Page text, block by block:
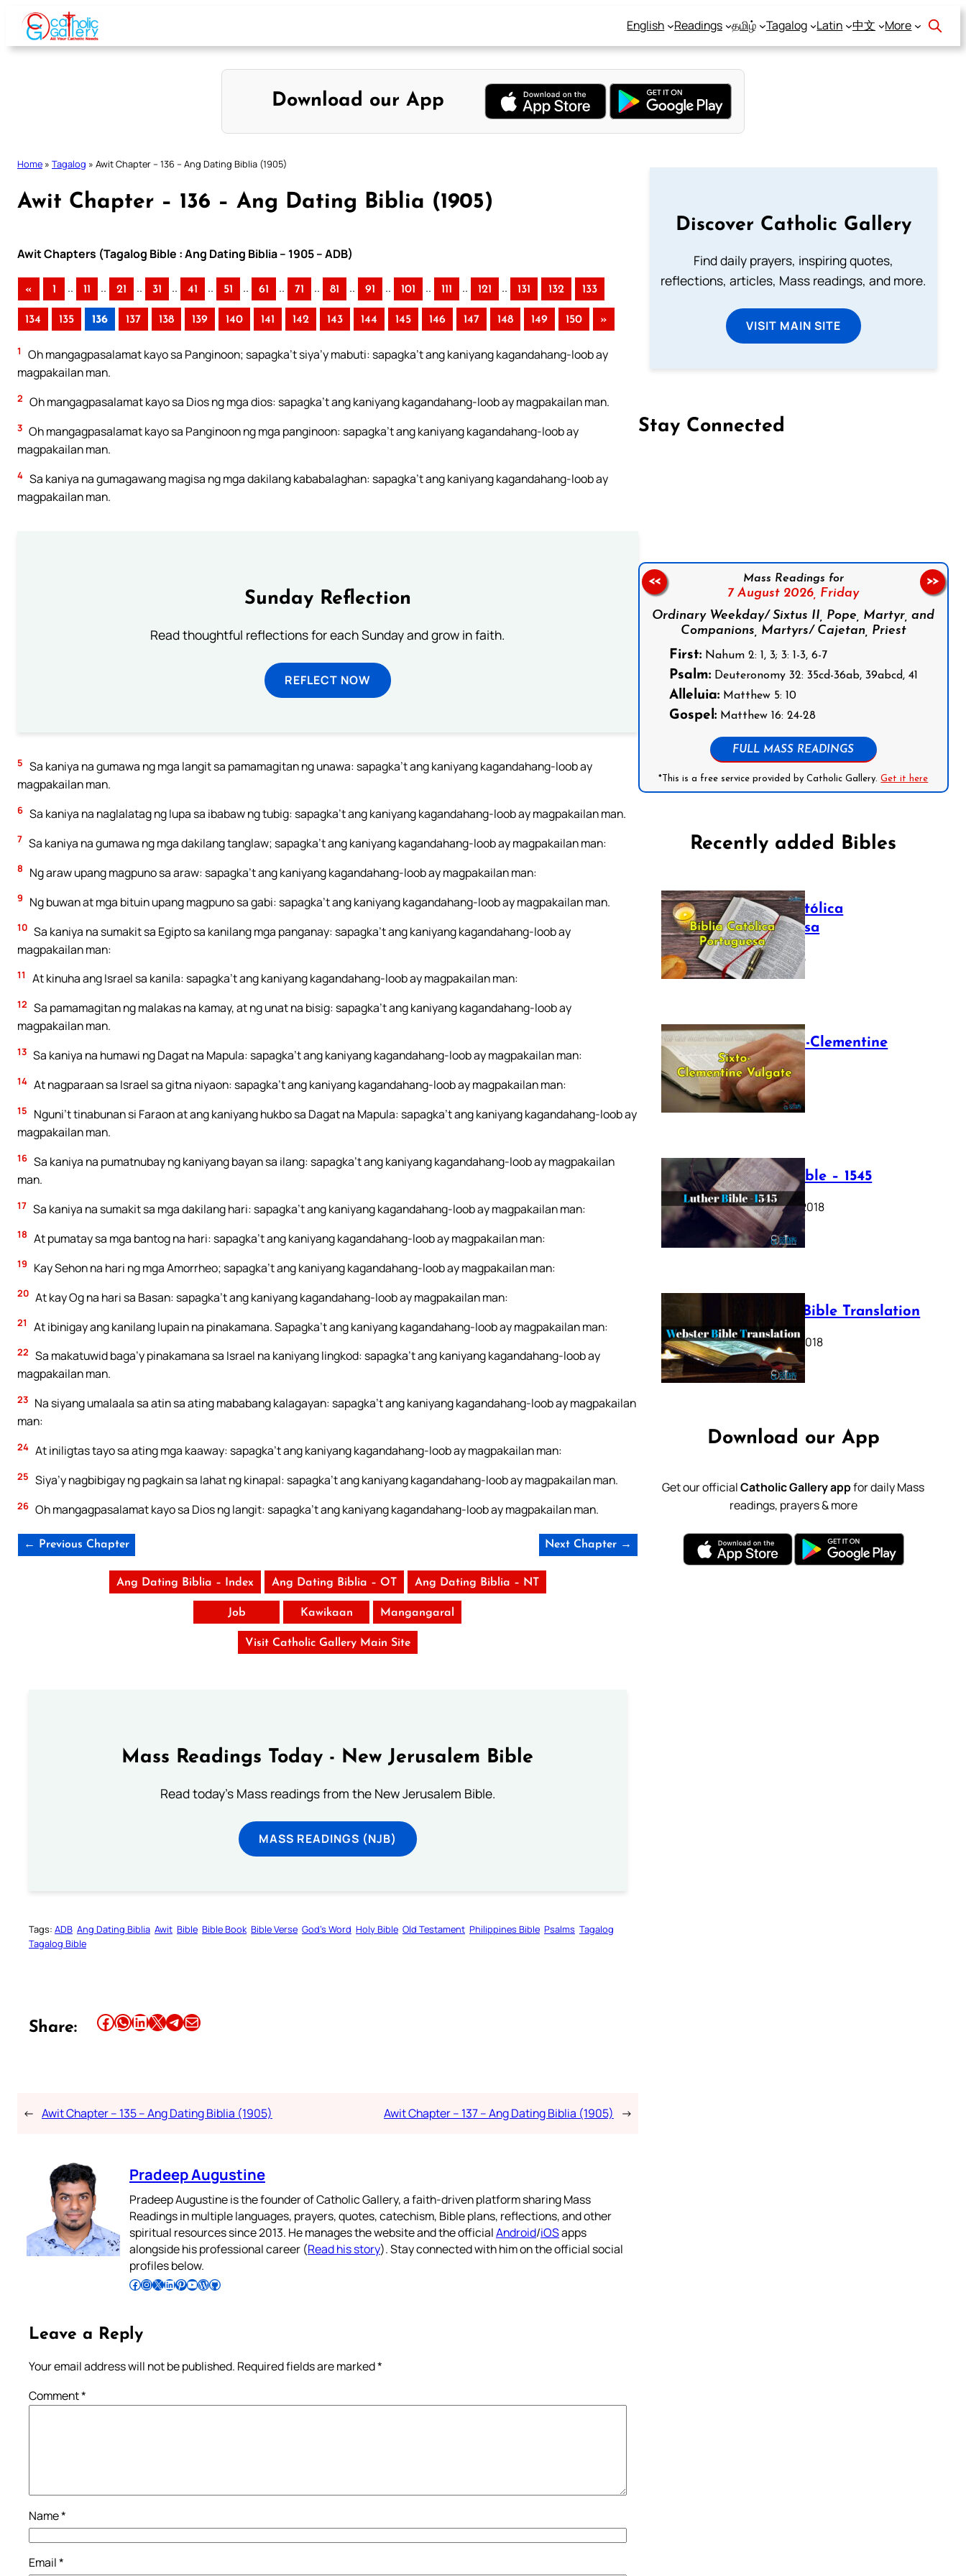
Skip
content
English Readings தமிழ் Tagalog Latin 中文 More
Download our App
Home » Tagalog » Awit Chapter – 136 – Ang Dating Biblia (1905)
Awit Chapter – 136 – Ang Dating Biblia (1905)
Awit Chapters (Tagalog Bible : Ang Dating Biblia – 1905 – ADB)
« 1 .. 11 .. 21 .. 31 .. 41 .. 51 .. 61 .. 71 .. 81 .. 91 .. 101 .. 111 .. 121 .. 131 132 133
134 135 136 137 138 139 140 141 142 143 144 145 146 147 148 149 150 »
1
Oh mangagpasalamat kayo sa Panginoon; sapagka’t siya’y mabuti: sapagka’t ang kaniyang kagandahang-loob ay
magpakailan man.
2 Oh mangagpasalamat kayo sa Dios ng mga dios: sapagka’t ang kaniyang kagandahang-loob ay magpakailan man.
3 Oh mangagpasalamat kayo sa Panginoon ng mga panginoon: sapagka’t ang kaniyang kagandahang-loob ay
magpakailan man.
4 Sa kaniya na gumagawang magisa ng mga dakilang kababalaghan: sapagka’t ang kaniyang kagandahang-loob ay
magpakailan man.
Sunday Reflection
Read thoughtful reflections for each Sunday and grow in faith.
REFLECT NOW
5 Sa kaniya na gumawa ng mga langit sa pamamagitan ng unawa: sapagka’t ang kaniyang kagandahang-loob ay
magpakailan man.
6 Sa kaniya na naglalatag ng lupa sa ibabaw ng tubig: sapagka’t ang kaniyang kagandahang-loob ay magpakailan man.
7 Sa kaniya na gumawa ng mga dakilang tanglaw; sapagka’t ang kaniyang kagandahang-loob ay magpakailan man:
8 Ng araw upang magpuno sa araw: sapagka’t ang kaniyang kagandahang-loob ay magpakailan man:
9 Ng buwan at mga bituin upang magpuno sa gabi: sapagka’t ang kaniyang kagandahang-loob ay magpakailan man.
10 Sa kaniya na sumakit sa Egipto sa kanilang mga panganay: sapagka’t ang kaniyang kagandahang-loob ay
magpakailan man:
11 At kinuha ang Israel sa kanila: sapagka’t ang kaniyang kagandahang-loob ay magpakailan man:
12 Sa pamamagitan ng malakas na kamay, at ng unat na bisig: sapagka’t ang kaniyang kagandahang-loob ay
magpakailan man.
13 Sa kaniya na humawi ng Dagat na Mapula: sapagka’t ang kaniyang kagandahang-loob ay magpakailan man:
14 At nagparaan sa Israel sa gitna niyaon: sapagka’t ang kaniyang kagandahang-loob ay magpakailan man:
15
Nguni’t tinabunan si Faraon at ang kaniyang hukbo sa Dagat na Mapula: sapagka’t ang kaniyang kagandahang-loob ay
magpakailan man.
16 Sa kaniya na pumatnubay ng kaniyang bayan sa ilang: sapagka’t ang kaniyang kagandahang-loob ay magpakailan
man.
17 Sa kaniya na sumakit sa mga dakilang hari: sapagka’t ang kaniyang kagandahang-loob ay magpakailan man:
18 At pumatay sa mga bantog na hari: sapagka’t ang kaniyang kagandahang-loob ay magpakailan man:
19 Kay Sehon na hari ng mga Amorrheo; sapagka’t ang kaniyang kagandahang-loob ay magpakailan man:
20 At kay Og na hari sa Basan: sapagka’t ang kaniyang kagandahang-loob ay magpakailan man:
21 At ibinigay ang kanilang lupain na pinakamana. Sapagka’t ang kaniyang kagandahang-loob ay magpakailan man:
22 Sa makatuwid baga’y pinakamana sa Israel na kaniyang lingkod: sapagka’t ang kaniyang kagandahang-loob ay
magpakailan man.
23 Na siyang umalaala sa atin sa ating mababang kalagayan: sapagka’t ang kaniyang kagandahang-loob ay magpakailan
man:
24 At iniligtas tayo sa ating mga kaaway: sapagka’t ang kaniyang kagandahang-loob ay magpakailan man:
25 Siya’y nagbibigay ng pagkain sa lahat ng kinapal: sapagka’t ang kaniyang kagandahang-loob ay magpakailan man.
26 Oh mangagpasalamat kayo sa Dios ng langit: sapagka’t ang kaniyang kagandahang-loob ay magpakailan man.
← Previous Chapter Next Chapter →
Ang Dating Biblia – Index Ang Dating Biblia – OT Ang Dating Biblia – NT
Job Kawikaan Mangangaral
Visit Catholic Gallery Main Site
Mass Readings Today - New Jerusalem Bible
Read today's Mass readings from the New Jerusalem Bible.
MASS READINGS (NJB)
Tags: ADB Ang Dating Biblia Awit Bible Bible Book Bible Verse God’s Word Holy Bible Old Testament Philippines Bible Psalms Tagalog
Tagalog Bible
Share: Share this article on Facebook Share this article on WhatsApp Share this article on LinkedIn Share this article on X Share this article on TelegramEmail this Article
← Awit Chapter – 135 – Ang Dating Biblia (1905) Awit Chapter – 137 – Ang Dating Biblia (1905) →
Pradeep Augustine
Pradeep Augustine is the founder of Catholic Gallery, a faith-driven platform sharing Mass
Readings in multiple languages, prayers, quotes, catechism, Bible plans, reflections, and other
spiritual resources since 2013. He manages the website and the officialAndroid/iOSapps
alongside his professional career (Read his story). Stay connected with him on the official social
profiles below.
Follow Pradeep on Facebook Follow Pradeep on InstagramFollow Pradeep on X Follow Pradeep on LinkedIn Follow Pradeep on Pinterest Subscribe to Pradeep’s Youtube Channel Follow Pradeep on WordPress Follow Pradeep on GitHub
Leave a Reply
Your email address will not be published. Required fields are marked*
Comment*
Name*
Email*
Discover Catholic Gallery
Find daily prayers, inspiring quotes,
reflections, articles, Mass readings, and more.
VISIT MAIN SITE
Stay Connected
Mass Readings for
7 August 2026, Friday
Ordinary Weekday/ Sixtus II, Pope, Martyr, and
Companions, Martyrs/ Cajetan, Priest
First:Nahum 2: 1, 3; 3: 1-3, 6-7
Psalm:Deuteronomy 32: 35cd-36ab, 39abcd, 41
Alleluia:Matthew 5: 10
Gospel:Matthew 16: 24-28
FULL MASS READINGS
*This is a free service provided by Catholic Gallery.Get it here
<< >>
Recently added Bibles
Bíblia Católica
Portuguesa
July 16, 2025
The Sixto-Clementine
Vulgate
July 12, 2025
Luther Bible – 1545
October 17, 2018
Webster Bible Translation
October 11, 2018
Download our App
Get our officialCatholic Gallery appfor daily Mass
readings, prayers & more